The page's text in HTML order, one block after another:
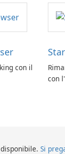
con il
con
Si